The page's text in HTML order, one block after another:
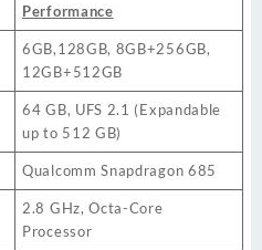
Performance
6GB,128GB, 8GB+256GB,
12GB+512GB
64 GB, UFS 2.1 (Expandable
up to 512 GB)
Qualcomm Snapdragon 685
2.8 GHz, Octa-Core
Processor